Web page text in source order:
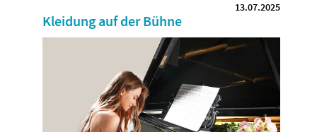
13.07.2025
Kleidung auf der Bühne